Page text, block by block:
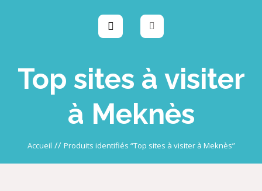
Top sites à visiter
à Meknès
Accueil // Produits identifiés “Top sites à visiter à Meknès”